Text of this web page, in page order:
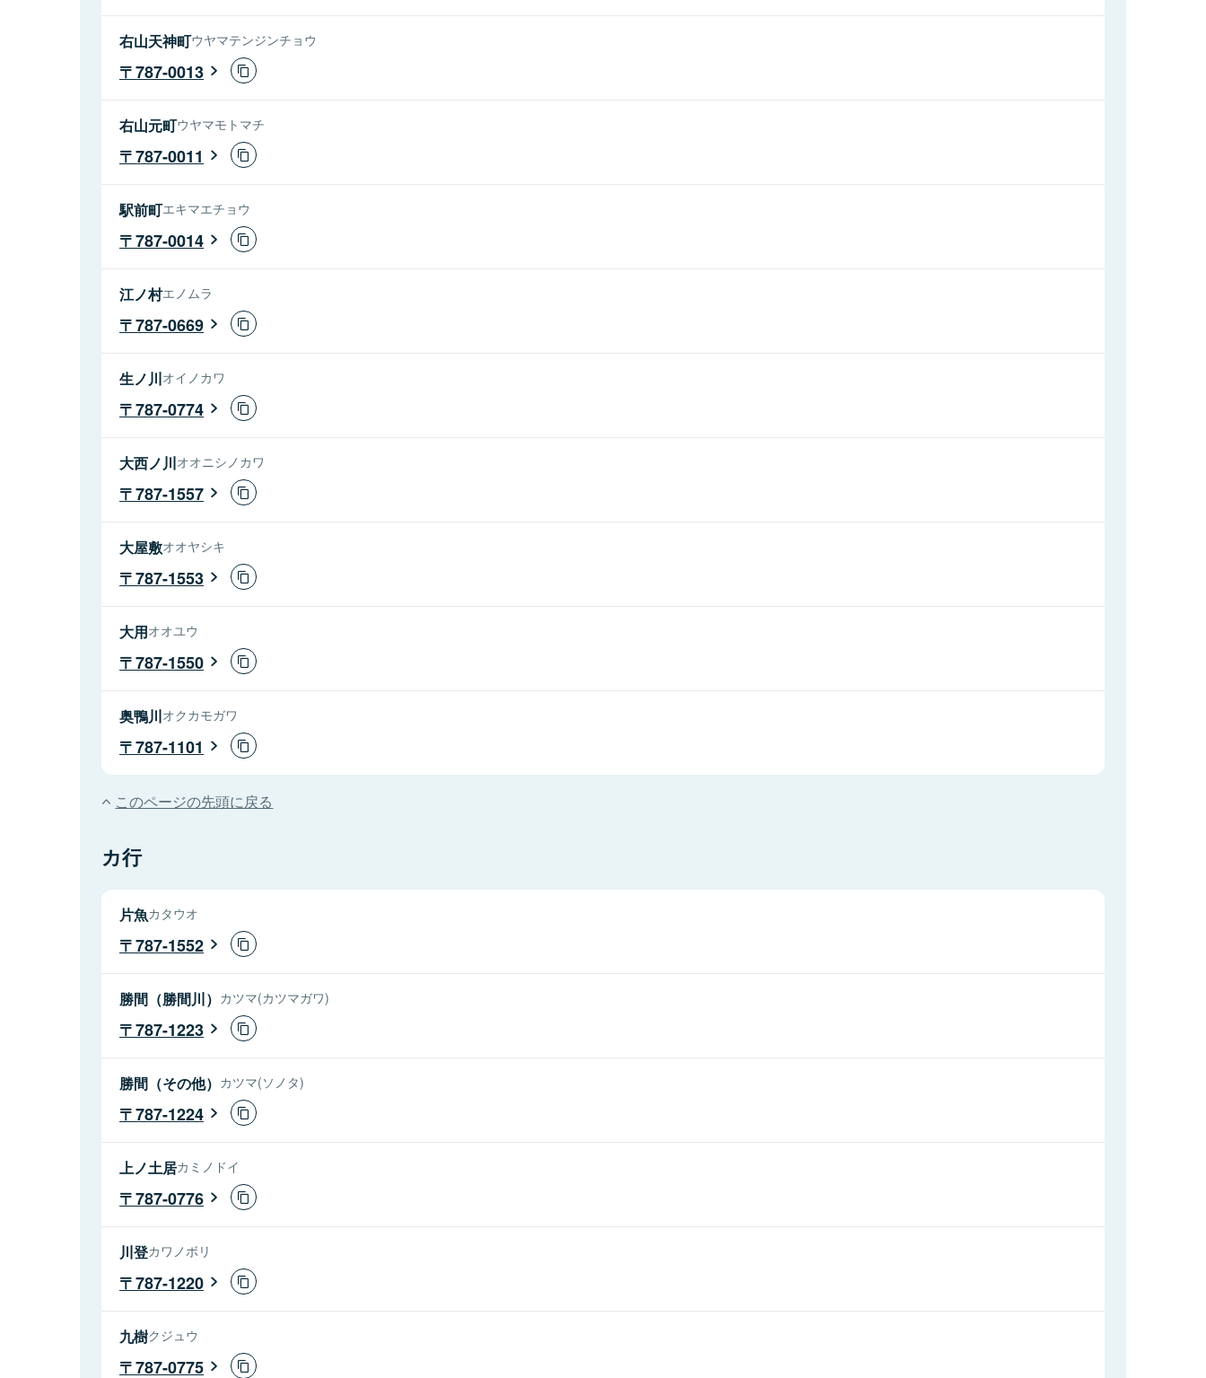
右山天神町ウヤマテンジンチョウ
787-0013
右山元町ウヤマモトマチ
787-0011
駅前町エキマエチョウ
787-0014
江ノ村エノムラ
787-0669
生ノ川オイノカワ
787-0774
大西ノ川オオニシノカワ
787-1557
大屋敷オオヤシキ
787-1553
大用オオユウ
787-1550
奥鴨川オクカモガワ
787-1101
このページの先頭に戻る
カ行
片魚カタウオ
787-1552
勝間（勝間川） カツマ(カツマガワ)
787-1223
勝間（その他） カツマ(ソノタ)
787-1224
上ノ土居カミノドイ
787-0776
川登カワノボリ
787-1220
九樹クジュウ
787-0775